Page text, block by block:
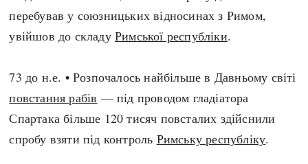
перебував у союзницьких відносинах з Римом,
увійшов до складуРимської республіки.
73 до н.е. • Розпочалось найбільше в Давньому світі
повстання рабів — під проводом гладіатора
Спартака більше 120 тисяч повсталих здійснили
спробу взяти під контроль Римську республіку.